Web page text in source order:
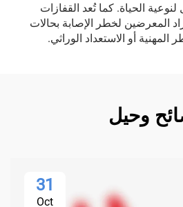
الحياة. كما تُعد القفازات
المعرضين لخطر الإصابة بحالات
أو الاستعداد الوراثي.
وحيل
31
Oct